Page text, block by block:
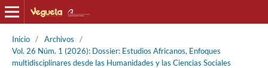
Inicio / Archivos
/
Vol. 26 Núm. 1 (2026): Dossier: Estudios Africanos, Enfoques
multidisciplinares desde las Humanidades y las Ciencias Sociales